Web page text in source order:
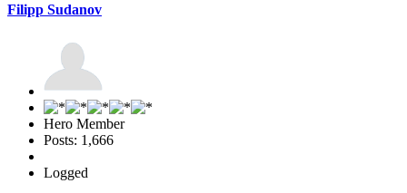
Filipp Sudanov
Hero Member
Posts: 1,666
Logged